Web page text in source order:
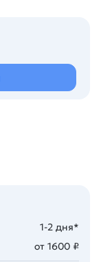
1-2 дня*
от 1600 ₽